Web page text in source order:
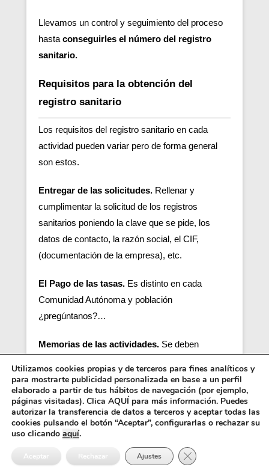
Llevamos un control y seguimiento del proceso
hasta conseguirles el número del registro
sanitario.
Requisitos para la obtención del
registro sanitario
Los requisitos del registro sanitario en cada
actividad pueden variar pero de forma general
son estos.
Entregar de las solicitudes. Rellenar y
cumplimentar la solicitud de los registros
sanitarios poniendo la clave que se pide, los
datos de contacto, la razón social, el CIF,
(documentación de la empresa), etc.
El Pago de las tasas. Es distinto en cada
Comunidad Autónoma y población
¿pregúntanos?…
Memorias de las actividades. Se deben
memorias deben incluir información y datos de la
empresa.
Inspección solicitaralas memorias de actividad
para reconocer el alcance de la actividad
Utilizamos cookies propias y de terceros para fines analíticos y
para mostrarte publicidad personalizada en base a un perfil
elaborado a partir de tus hábitos de navegación (por ejemplo,
páginas visitadas). Clica AQUÍ para más información. Puedes
autorizar la transferencia de datos a terceros y aceptar todas las
cookies pulsando el botón “Aceptar”, configurarlas o rechazar su
uso clicando aquí.
Aceptar Rechazar Ajustes Cerrar el banner de